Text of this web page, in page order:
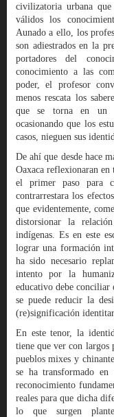
civilizatoria urbana
válidos los
Aunado a ello, los
son adiestrados en la
portadores del
conocimiento a las
poder, el profesor
menos rescata los
que se torna en un
ocasionando que los
casos, nieguen sus
De ahí que desde hace
Oaxaca reflexionaran en
el primer paso para
contrarrestara los
que evidentemente,
distorsionar la
indígenas. Es en este
lograr una formación
ha sido necesario
intento por la
educativo debe conciliar
se puede reducir la
(re)significación
En este tenor, la
tiene que ver con largos
pueblos mixes y
se ha transformado en
reconocimiento
reales para que dicha
lo que surgen